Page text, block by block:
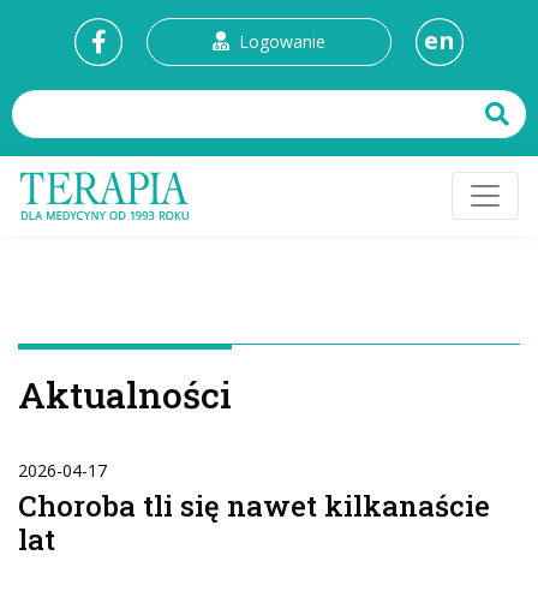
Logowanie en
Aktualności
2026-04-17
Choroba tli się nawet kilkanaście
lat